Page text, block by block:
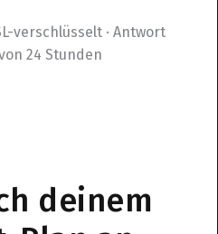
verschlüsselt · Antwort
24 Stunden
deinem